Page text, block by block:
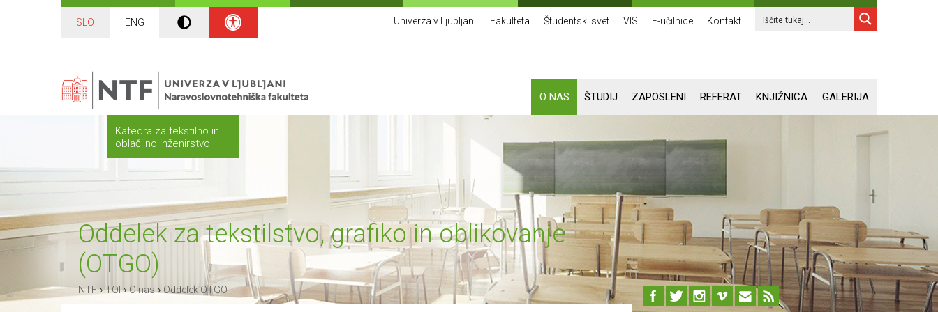
SLO ENG Univerza v Ljubljani Fakulteta Študentski svet VIS E-učilnice Kontakt
Katedra za tekstilno in
oblačilno inženirstvo
O NAS ŠTUDIJ ZAPOSLENI REFERAT KNJIŽNICA GALERIJA
Oddelek za tekstilstvo, grafiko in oblikovanje
(OTGO)
NTF›TOI›O nas› Oddelek OTGO